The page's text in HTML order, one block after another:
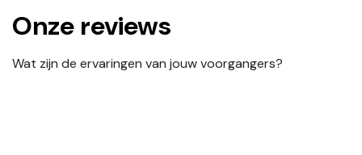
Onze reviews
Wat zijn de ervaringen van jouw voorgangers?